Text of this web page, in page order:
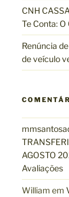
CNH
Te Conta: O
Renúncia
de veículo
AGOSTO
Avaliações
William em